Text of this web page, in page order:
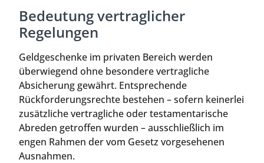
Bedeutung vertraglicher
Regelungen
Geldgeschenke im privaten Bereich werden
überwiegend ohne besondere vertragliche
Absicherung gewährt. Entsprechende
Rückforderungsrechte bestehen – sofern keinerlei
zusätzliche vertragliche oder testamentarische
Abreden getroffen wurden – ausschließlich im
engen Rahmen der vom Gesetz vorgesehenen
Ausnahmen.